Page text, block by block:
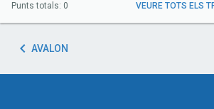
Punts totals: 0 VEURE TOTS ELS
AVALON